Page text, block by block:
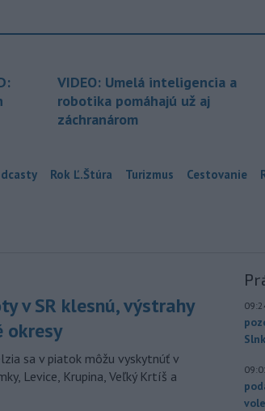
VIDEO: Umelá inteligencia a
robotika pomáhajú už aj
záchranárom
Rok Ľ.Štúra Turizmus Cestovanie
v SR klesnú, výstrahy
okresy
sa v piatok môžu vyskytnúť v
Levice, Krupina, Veľký Krtíš a